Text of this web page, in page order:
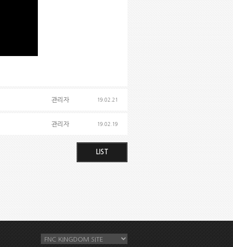
관리자 19.02.21
관리자 19.02.19
LIST